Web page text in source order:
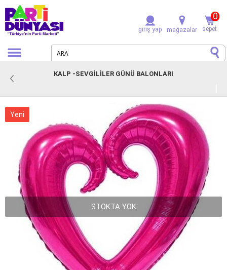
giriş yap mağazalar sepet
0
KALP -SEVGILILER GÜNÜ BALONLARI
Yeni
STOKTA YOK